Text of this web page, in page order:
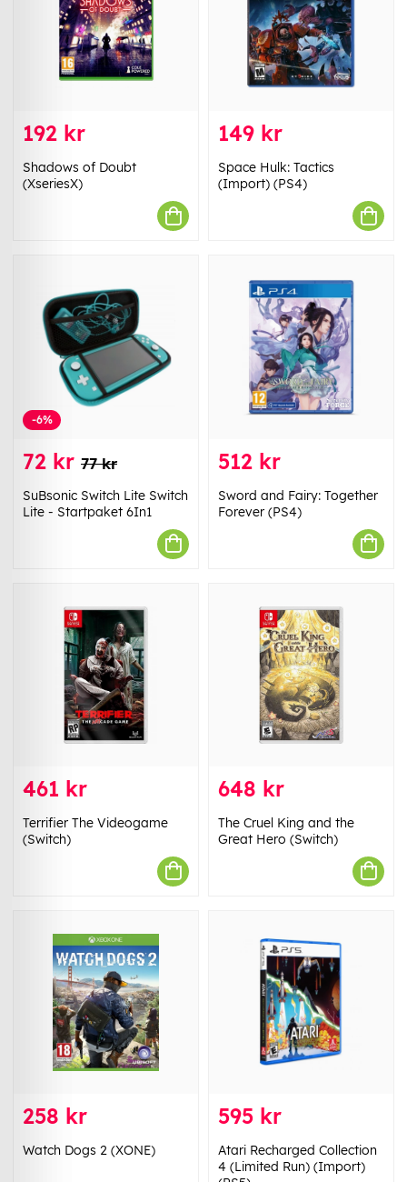
192 kr
Shadows of Doubt
(XseriesX)
149 kr
Space Hulk: Tactics
(Import) (PS4)
-6%
72 kr 77 kr
SuBsonic Switch Lite Switch
Lite - Startpaket 6In1
512 kr
Sword and Fairy: Together
Forever (PS4)
461 kr
Terrifier The Videogame
(Switch)
648 kr
The Cruel King and the
Great Hero (Switch)
258 kr
Watch Dogs 2 (XONE)
595 kr
Atari Recharged Collection
4 (Limited Run) (Import)